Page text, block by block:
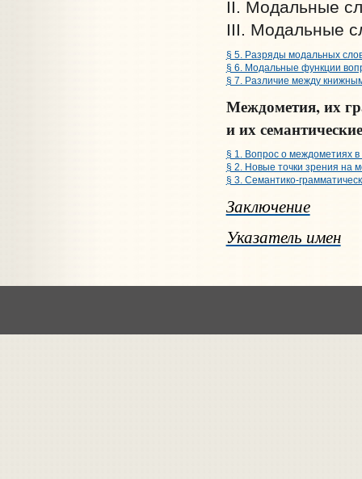
II. Модальные
III. Модальные
§ 5. Разряды модальных
§ 6. Модальные функции
§ 7. Различие между
Междометия, их
и их
§ 1. Вопрос о междометиях
§ 2. Новые точки зрения на
§ 3. Семантико-
Заключение
Указатель имен